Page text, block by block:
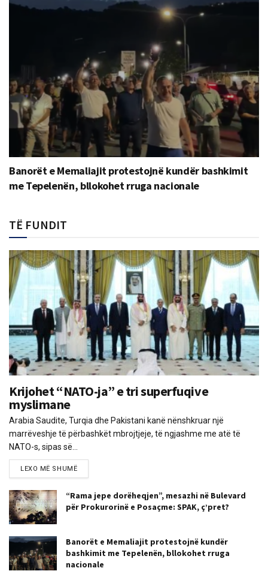
Banorët e Memaliajit protestojnë kundër bashkimit
me Tepelenën, bllokohet rruga nacionale
TË FUNDIT
Krijohet “NATO-ja” e tri superfuqive
myslimane
Arabia Saudite, Turqia dhe Pakistani kanë nënshkruar një
marrëveshje të përbashkët mbrojtjeje, të ngjashme me atë të
NATO-s, sipas së...
LEXO MË SHUMË
“Rama jepe dorëheqjen”, mesazhi në Bulevard
për Prokurorinë e Posaçme: SPAK, ç’pret?
Banorët e Memaliajit protestojnë kundër
bashkimit me Tepelenën, bllokohet rruga
nacionale